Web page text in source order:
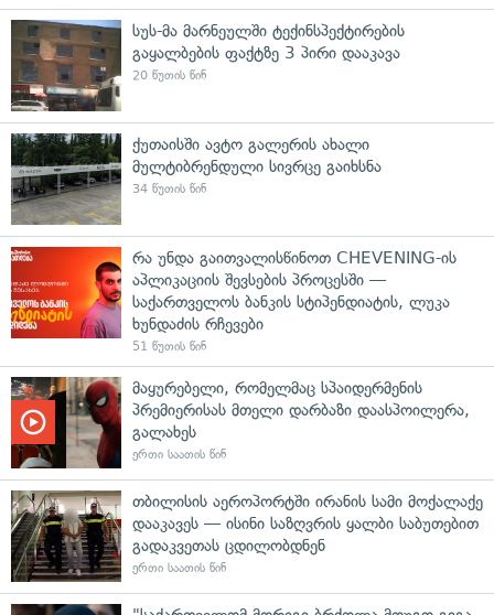
სუს-მა მარნეულში ტექინსპექტირების
გაყალბების ფაქტზე 3 პირი დააკავა
20 წუთის წინ
ქუთაისში ავტო გალერის ახალი
მულტიბრენდული სივრცე გაიხსნა
34 წუთის წინ
რა უნდა გაითვალისწინოთ CHEVENING-ის
აპლიკაციის შევსების პროცესში —
საქართველოს ბანკის სტიპენდიატის, ლუკა
ხუნდაძის რჩევები
51 წუთის წინ
მაყურებელი, რომელმაც სპაიდერმენის
პრემიერისას მთელი დარბაზი დაასპოილერა,
გალახეს
ერთი საათის წინ
თბილისის აეროპორტში ირანის სამი მოქალაქე
დააკავეს — ისინი საზღვრის ყალბი საბუთებით
გადაკვეთას ცდილობდნენ
ერთი საათის წინ